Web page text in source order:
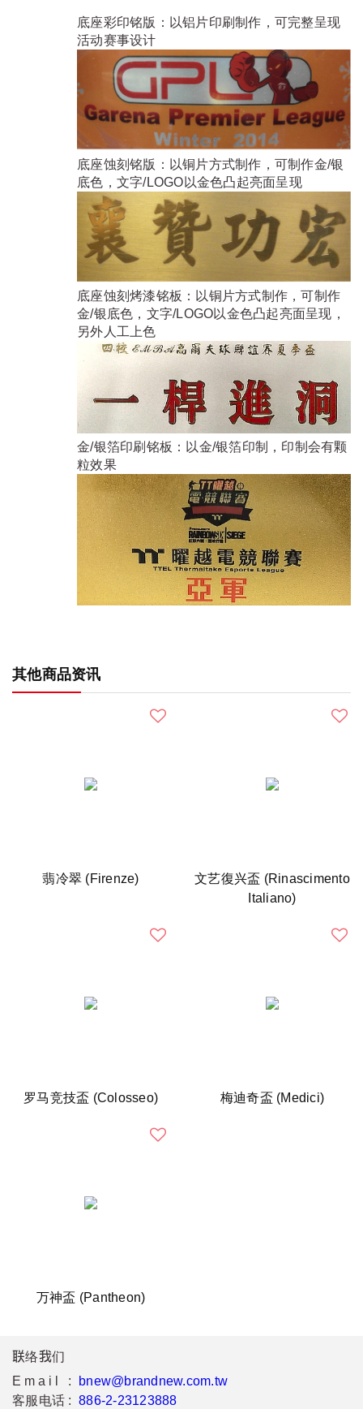
底座彩印铭版：以铝片印刷制作，可完整呈现
活动赛事设计
底座蚀刻铭版：以铜片方式制作，可制作金/银
底色，文字/LOGO以金色凸起亮面呈现
底座蚀刻烤漆铭板：以铜片方式制作，可制作
金/银底色，文字/LOGO以金色凸起亮面呈现，
另外人工上色
金/银箔印刷铭板：以金/银箔印制，印制会有颗
粒效果
其他商品资讯
翡冷翠 (Firenze)
文艺復兴盃 (Rinascimento
Italiano)
罗马竞技盃 (Colosseo) 梅迪奇盃 (Medici)
万神盃 (Pantheon)
联络我们
Email :
bnew@brandnew.com.tw
客服电话 : 886-2-23123888